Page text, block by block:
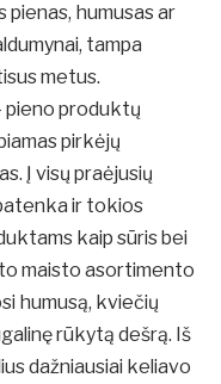
pienas, humusas ar
tampa
metus.
pieno produktų
pirkėjų
Į visų praėjusių
ir tokios
kaip sūris bei
maisto asortimento
humusą, kviečių
rūkytą dešrą. Iš
dažniausiai keliavo